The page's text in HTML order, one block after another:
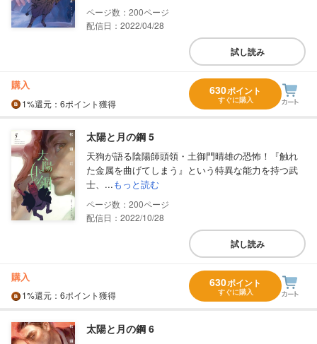
200
配信日：2022/04/28
試し読み
購入
1%還元 ：6ポイント獲得
630ポイント
すぐに購入
太陽と月の鋼 5
天狗が語る陰陽師頭領・土御門晴雄の恐怖！『触れ
た金属を曲げてしまう』という特異な能力を持つ武
士、...もっと読む
200
配信日：2022/10/28
試し読み
購入
1%還元 ：6ポイント獲得
630ポイント
すぐに購入
太陽と月の鋼 6